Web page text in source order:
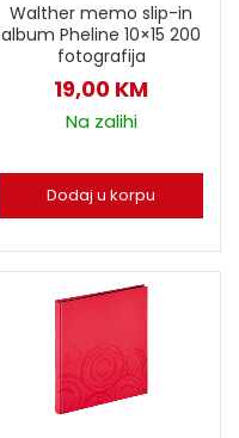
Walther memo slip-in
album Pheline 10×15 200
fotografija
19,00 KM
Na zalihi
Dodaj u korpu